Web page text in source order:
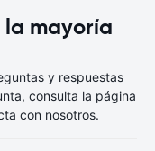
la mayoría
y respuestas
consulta la página
con nosotros.